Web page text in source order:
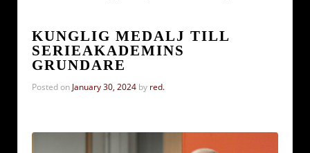
KUNGLIG MEDALJ TILL
SERIEAKADEMINS
GRUNDARE
Posted on January 30, 2024 by red.